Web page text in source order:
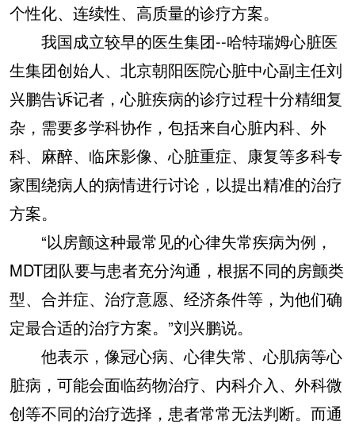
个性化、连续性、高质量的诊疗方案。
我国成立较早的医生集团--哈特瑞姆心脏医
生集团创始人、北京朝阳医院心脏中心副主任刘
兴鹏告诉记者，心脏疾病的诊疗过程十分精细复
杂，需要多学科协作，包括来自心脏内科、外
科、麻醉、临床影像、心脏重症、康复等多科专
家围绕病人的病情进行讨论，以提出精准的治疗
方案。
“以房颤这种最常见的心律失常疾病为例，
MDT团队要与患者充分沟通，根据不同的房颤类
型、合并症、治疗意愿、经济条件等，为他们确
定最合适的治疗方案。”刘兴鹏说。
他表示，像冠心病、心律失常、心肌病等心
脏病，可能会面临药物治疗、内科介入、外科微
创等不同的治疗选择，患者常常无法判断。而通